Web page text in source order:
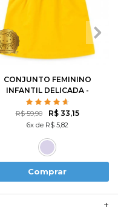
1 6
CONJUNTO FEMININO
INFANTIL DELICADA -
HELLO KITTY
R$ 59,90 R$ 33,15
6x de R$ 5,82
Comprar